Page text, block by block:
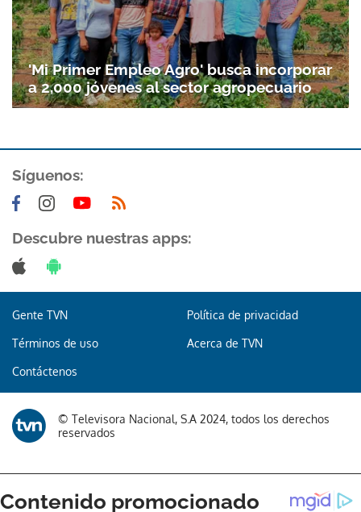
Gracias por suscribirte a nuestro boletín.
'Mi Primer Empleo Agro' busca incorporar
a 2,000 jóvenes al sector agropecuario
Síguenos:
Descubre nuestras apps:
Gente TVN Política de privacidad
Términos de uso Acerca de TVN
Contáctenos
© Televisora Nacional, S.A 2024, todos los derechos
reservados